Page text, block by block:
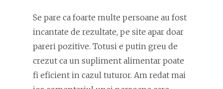
Se pare ca foarte multe persoane au fost
incantate de rezultate, pe site apar doar
pareri pozitive. Totusi e putin greu de
crezut ca un supliment alimentar poate
fi eficient in cazul tuturor. Am redat mai